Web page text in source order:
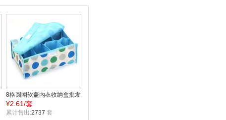
8格圆圈软盖内衣收纳盒批发
文胸收纳箱 杂物整理箱
¥2.61/套
累计售出:2737 套